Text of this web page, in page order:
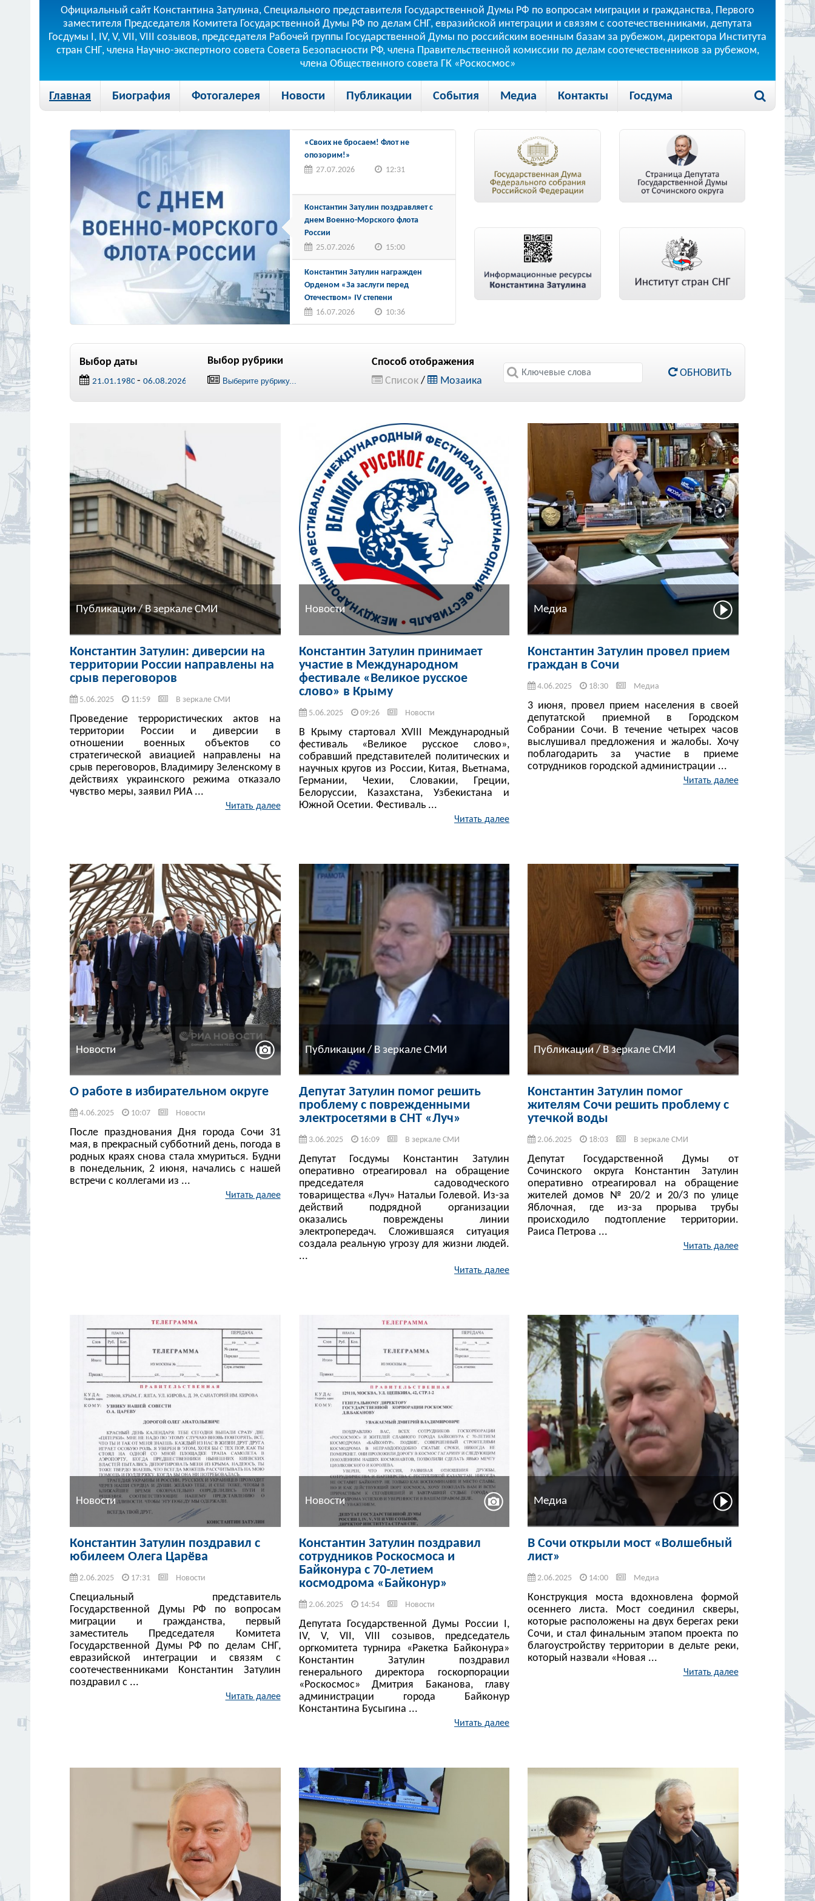
Официальный сайт Константина Затулина, Специального представителя Государственной Думы РФ по вопросам миграции и гражданства, Первого
заместителя Председателя Комитета Государственной Думы РФ по делам СНГ, евразийской интеграции и связям с соотечественниками, депутата
Госдумы I, IV, V, VII, VIII созывов, председателя Рабочей группы Государственной Думы по российским военным базам за рубежом, директора Института
стран СНГ, члена Научно-экспертного совета Совета Безопасности РФ, члена Правительственной комиссии по делам соотечественников за рубежом,
члена Общественного совета ГК «Роскосмос»
Главная Биография Фотогалерея Новости Публикации События Медиа Контакты Госдума
«Своих не бросаем! Флот не
опозорим!»
27.07.2026
12:31
Константин Затулин поздравляет с
днем Военно-Морского флота
России
25.07.2026
15:00
Константин Затулин награжден
Орденом «За заслуги перед
Отечеством» IV степени
16.07.2026
10:36
Выбор даты
-
Выбор рубрики
Способ отображения
Список/ Мозаика
ОБНОВИТЬ
Публикации / В зеркале СМИ
Константин Затулин: диверсии на
территории России направлены на
срыв переговоров
5.06.2025 11:59 В зеркале СМИ
Проведение террористических актов на
территории России и диверсии в
отношении военных объектов со
стратегической авиацией направлены на
срыв переговоров, Владимиру Зеленскому в
действиях украинского режима отказало
чувство меры, заявил РИА ...
Читать далее
Новости
Константин Затулин принимает
участие в Международном
фестивале «Великое русское
слово» в Крыму
5.06.2025 09:26 Новости
В Крыму стартовал XVIII Международный
фестиваль «Великое русское слово»,
собравший представителей политических и
научных кругов из России, Китая, Вьетнама,
Германии, Чехии, Словакии, Греции,
Белоруссии, Казахстана, Узбекистана и
Южной Осетии. Фестиваль ...
Читать далее
Медиа
Константин Затулин провел прием
граждан в Сочи
4.06.2025 18:30 Медиа
3 июня, провел прием населения в своей
депутатской приемной в Городском
Собрании Сочи. В течение четырех часов
выслушивал предложения и жалобы. Хочу
поблагодарить за участие в приеме
сотрудников городской администрации ...
Читать далее
Новости
О работе в избирательном округе
4.06.2025 10:07 Новости
После празднования Дня города Сочи 31
мая, в прекрасный субботний день, погода в
родных краях снова стала хмуриться. Будни
в понедельник, 2 июня, начались с нашей
встречи с коллегами из ...
Читать далее
Публикации / В зеркале СМИ
Депутат Затулин помог решить
проблему с поврежденными
электросетями в СНТ «Луч»
3.06.2025 16:09 В зеркале СМИ
Депутат Госдумы Константин Затулин
оперативно отреагировал на обращение
председателя садоводческого
товарищества «Луч» Натальи Голевой. Из-за
действий подрядной организации
оказались повреждены линии
электропередач. Сложившаяся ситуация
создала реальную угрозу для жизни людей.
...
Читать далее
Публикации / В зеркале СМИ
Константин Затулин помог
жителям Сочи решить проблему с
утечкой воды
2.06.2025 18:03 В зеркале СМИ
Депутат Государственной Думы от
Сочинского округа Константин Затулин
оперативно отреагировал на обращение
жителей домов № 20/2 и 20/3 по улице
Яблочная, где из-за прорыва трубы
происходило подтопление территории.
Раиса Петрова ...
Читать далее
Новости
Константин Затулин поздравил с
юбилеем Олега Царёва
2.06.2025 17:31 Новости
Специальный представитель
Государственной Думы РФ по вопросам
миграции и гражданства, первый
заместитель Председателя Комитета
Государственной Думы РФ по делам СНГ,
евразийской интеграции и связям с
соотечественниками Константин Затулин
поздравил с ...
Читать далее
Новости
Константин Затулин поздравил
сотрудников Роскосмоса и
Байконура с 70-летием
космодрома «Байконур»
2.06.2025 14:54 Новости
Депутата Государственной Думы России I,
IV, V, VII, VIII созывов, председатель
оргкомитета турнира «Ракетка Байконура»
Константин Затулин поздравил
генерального директора госкорпорации
«Роскосмос» Дмитрия Баканова, главу
администрации города Байконур
Константина Бусыгина ...
Читать далее
Медиа
В Сочи открыли мост «Волшебный
лист»
2.06.2025 14:00 Медиа
Конструкция моста вдохновлена формой
осеннего листа. Мост соединил скверы,
которые расположены на двух берегах реки
Сочи, и стал финальным этапом проекта по
благоустройству территории в дельте реки,
который назвали «Новая ...
Читать далее